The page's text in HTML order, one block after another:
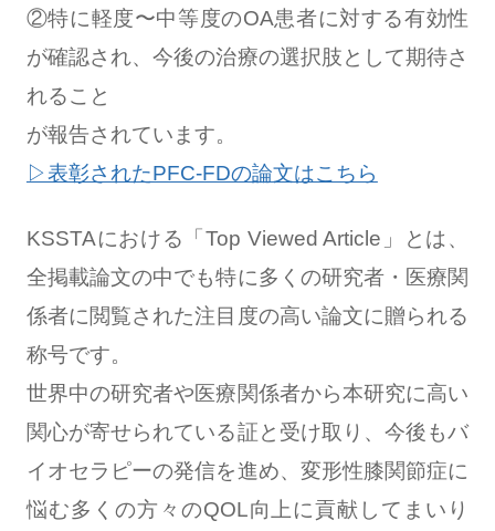
②特に軽度〜中等度のOA患者に対する有効性
が確認され、今後の治療の選択肢として期待さ
れること
が報告されています。
︎▷表彰されたPFC-FDの論文はこちら
KSSTAにおける「Top Viewed Article」とは、
全掲載論文の中でも特に多くの研究者・医療関
係者に閲覧された注目度の高い論文に贈られる
称号です。
世界中の研究者や医療関係者から本研究に高い
関心が寄せられている証と受け取り、今後もバ
イオセラピーの発信を進め、変形性膝関節症に
悩む多くの方々のQOL向上に貢献してまいり